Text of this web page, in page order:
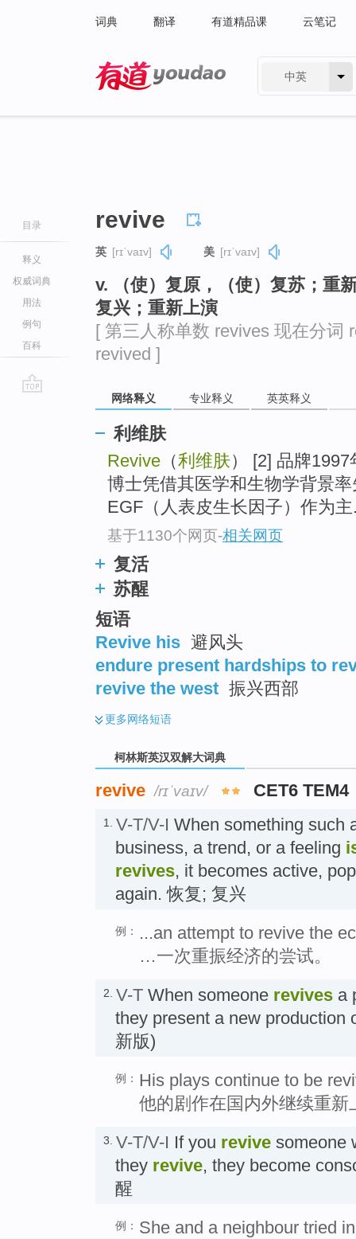
词典 翻译 有道精品课 云笔记
中英
目录
释义
权威词典
用法
例句
百科
revive
英 [rɪˈvaɪv] 美 [rɪˈvaɪv]
v. （使）复原，（使）复苏；重
复兴；重新上演
[ 第三人称单数 revives 现在分词
revived ]
网络释义 专业释义 英英释义
利维肤
Revive （利维肤） [2] 品牌
博士凭借其医学和生物学背景
EGF（人表皮生长因子）作为
基于1130个网页-相关网页
复活
苏醒
短语
Revive his 避风头
endure present hardships to
revive the west 振兴西部
更多网络短语
柯林斯英汉双解大词典
revive /rɪˈvaɪv/ CET6 TEM4
1. V-T/V-I When something such
business, a trend, or a feeling
revives, it becomes active,
again. 恢复; 复兴
例：
...an attempt to revive the
…一次重振经济的尝试。
2. V-T When someone revives a
they present a new production
新版)
例： His plays continue to be
他的剧作在国内外继续重新
3. V-T/V-I If you revive someone
they revive, they become
醒
例： She and a neighbour tried